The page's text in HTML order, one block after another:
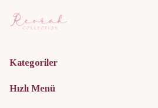
Kategoriler
Hızlı Menü